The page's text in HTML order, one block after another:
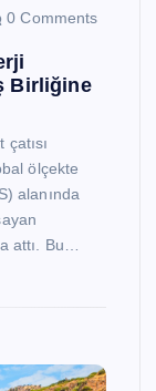
0 Comments
Birliğine
ölçekte
alanında
attı. Bu…